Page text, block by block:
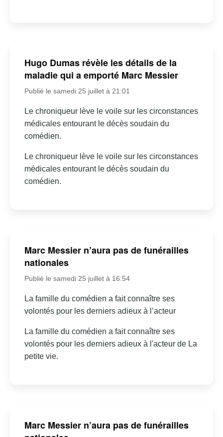
Hugo Dumas révèle les détails de la
maladie qui a emporté Marc Messier
Publié le samedi 25 juillet à 21:01
Le chroniqueur lève le voile sur les circonstances
médicales entourant le décès soudain du
comédien.
Le chroniqueur lève le voile sur les circonstances
médicales entourant le décès soudain du
comédien.
Marc Messier n’aura pas de funérailles
nationales
Publié le samedi 25 juillet à 16:54
La famille du comédien a fait connaître ses
volontés pour les derniers adieux à l’acteur
La famille du comédien a fait connaître ses
volontés pour les derniers adieux à l'acteur de La
petite vie.
Marc Messier n’aura pas de funérailles